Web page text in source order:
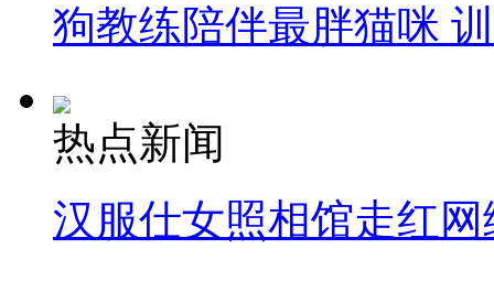
狗教练陪伴最胖猫咪
热点新闻
汉服仕女照相馆走红网